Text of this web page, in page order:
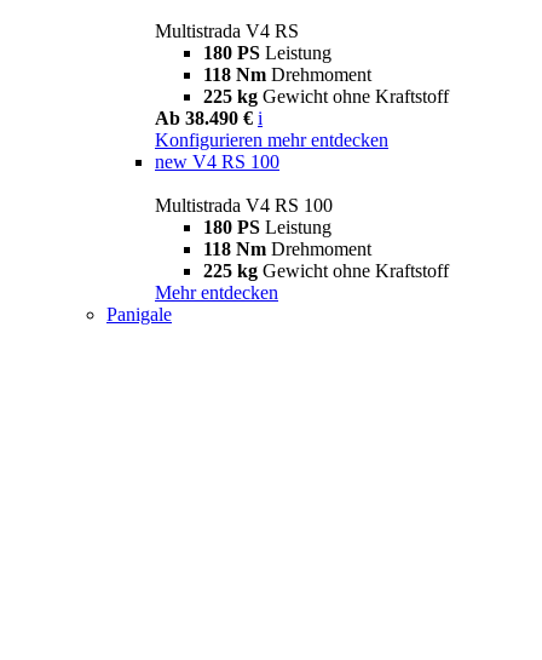
Multistrada V4 RS
180 PS Leistung
118 Nm Drehmoment
225 kg Gewicht ohne Kraftstoff
Ab 38.490 € i
Konfigurieren mehr entdecken
new V4 RS 100
Multistrada V4 RS 100
180 PS Leistung
118 Nm Drehmoment
225 kg Gewicht ohne Kraftstoff
Mehr entdecken
Panigale